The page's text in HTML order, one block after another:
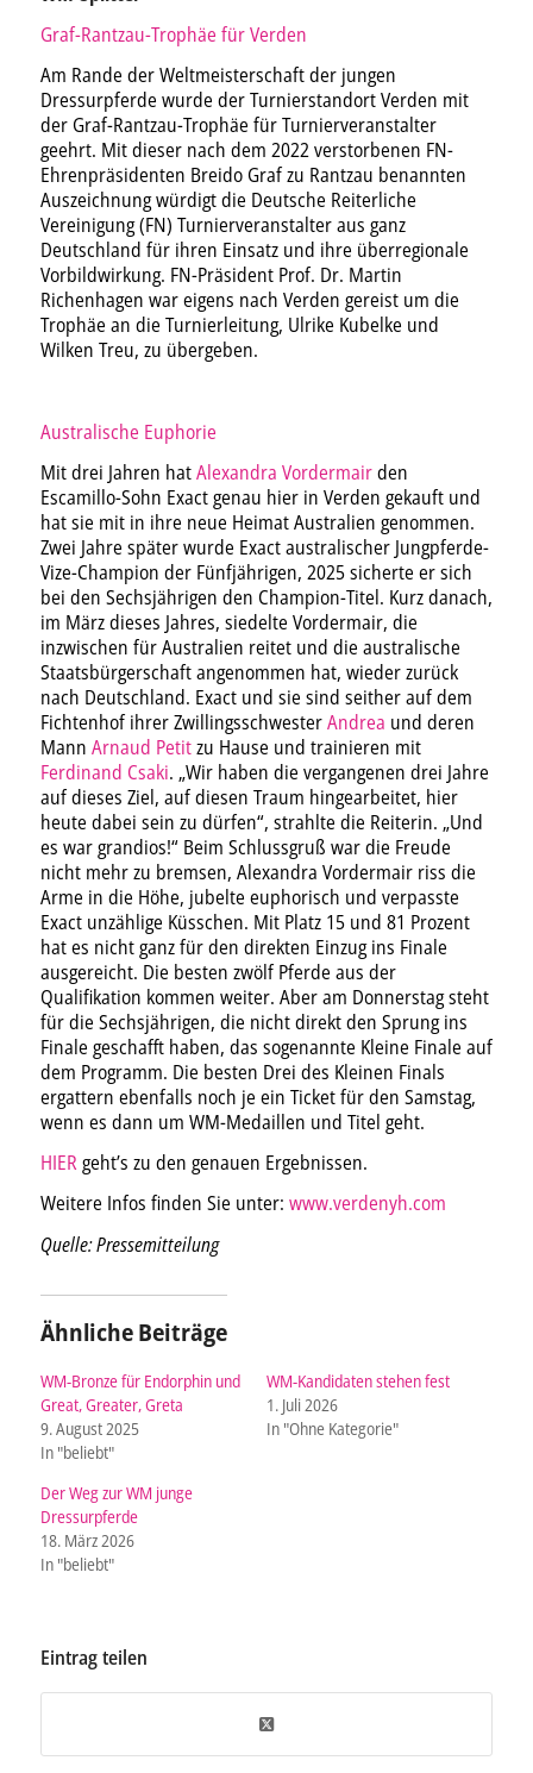
Graf-Rantzau-Trophäe für Verden
Am Rande der Weltmeisterschaft der jungen
Dressurpferde wurde der Turnierstandort Verden mit
der Graf-Rantzau-Trophäe für Turnierveranstalter
geehrt. Mit dieser nach dem 2022 verstorbenen FN-
Ehrenpräsidenten Breido Graf zu Rantzau benannten
Auszeichnung würdigt die Deutsche Reiterliche
Vereinigung (FN) Turnierveranstalter aus ganz
Deutschland für ihren Einsatz und ihre überregionale
Vorbildwirkung. FN-Präsident Prof. Dr. Martin
Richenhagen war eigens nach Verden gereist um die
Trophäe an die Turnierleitung, Ulrike Kubelke und
Wilken Treu, zu übergeben.
Australische Euphorie
Mit drei Jahren hatAlexandra Vordermairden
Escamillo-Sohn Exact genau hier in Verden gekauft und
hat sie mit in ihre neue Heimat Australien genommen.
Zwei Jahre später wurde Exact australischer Jungpferde-
Vize-Champion der Fünfjährigen, 2025 sicherte er sich
bei den Sechsjährigen den Champion-Titel. Kurz danach,
im März dieses Jahres, siedelte Vordermair, die
inzwischen für Australien reitet und die australische
Staatsbürgerschaft angenommen hat, wieder zurück
nach Deutschland. Exact und sie sind seither auf dem
Fichtenhof ihrer ZwillingsschwesterAndrea und deren
Mann Arnaud Petitzu Hause und trainieren mit
Ferdinand Csaki. „Wir haben die vergangenen drei Jahre
auf dieses Ziel, auf diesen Traum hingearbeitet, hier
heute dabei sein zu dürfen“, strahlte die Reiterin. „Und
es war grandios!“ Beim Schlussgruß war die Freude
nicht mehr zu bremsen, Alexandra Vordermair riss die
Arme in die Höhe, jubelte euphorisch und verpasste
Exact unzählige Küsschen. Mit Platz 15 und 81 Prozent
hat es nicht ganz für den direkten Einzug ins Finale
ausgereicht. Die besten zwölf Pferde aus der
Qualifikation kommen weiter. Aber am Donnerstag steht
für die Sechsjährigen, die nicht direkt den Sprung ins
Finale geschafft haben, das sogenannte Kleine Finale auf
dem Programm. Die besten Drei des Kleinen Finals
ergattern ebenfalls noch je ein Ticket für den Samstag,
wenn es dann um WM-Medaillen und Titel geht.
HIERgeht’s zu den genauen Ergebnissen.
Weitere Infos finden Sie unter: www.verdenyh.com
Quelle: Pressemitteilung
Ähnliche Beiträge
WM-Bronze für Endorphin und
Great, Greater, Greta
9. August 2025
In "beliebt"
WM-Kandidaten stehen fest
1. Juli 2026
In "Ohne Kategorie"
Der Weg zur WM junge
Dressurpferde
18. März 2026
In "beliebt"
Eintrag teilen